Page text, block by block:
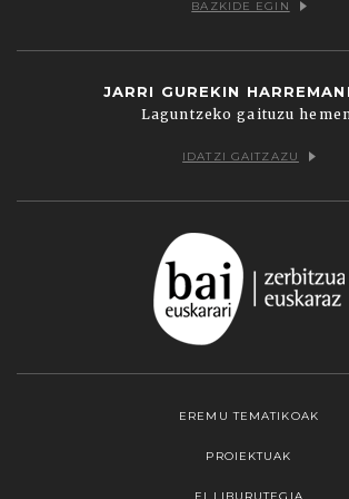
BAZKIDE EGIN
JARRI GUREKIN
Laguntzeko gaituzu
IDATZI GAITZAZU
EREMU TEMATIKOAK
PROIEKTUAK
EI LIBURUTEGIA